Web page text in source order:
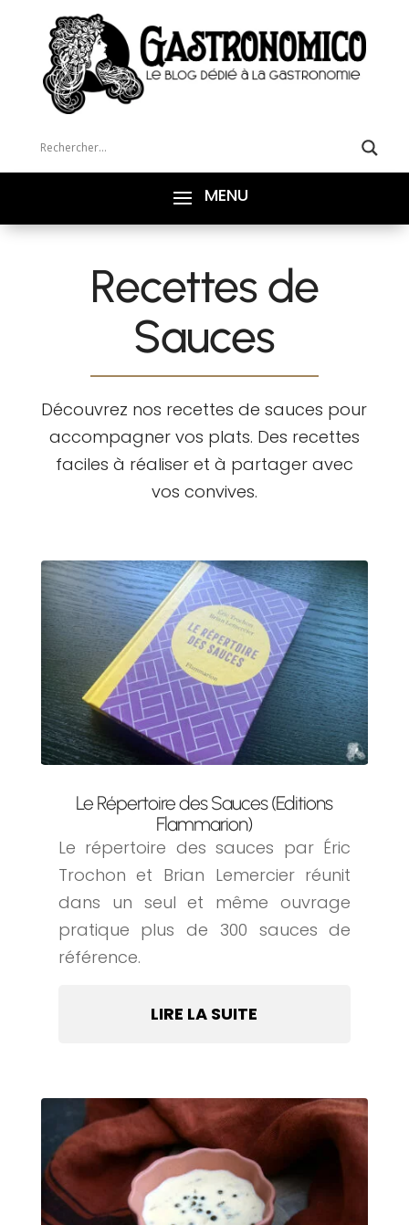
Recettes de
Sauces
Découvrez nos recettes de sauces pour
accompagner vos plats. Des recettes
faciles à réaliser et à partager avec
vos convives.
Le Répertoire des Sauces (Editions
Flammarion)
Le répertoire des sauces par Éric
Trochon et Brian Lemercier réunit
dans un seul et même ouvrage
pratique plus de 300 sauces de
référence.
LIRE LA SUITE